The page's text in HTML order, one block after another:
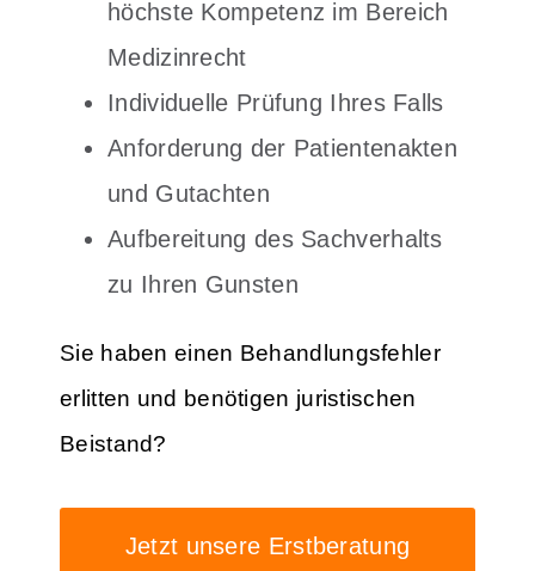
höchste Kompetenz im Bereich
Medizinrecht
Individuelle Prüfung Ihres Falls
Anforderung der Patientenakten
und Gutachten
Aufbereitung des Sachverhalts
zu Ihren Gunsten
Sie haben einen Behandlungsfehler
erlitten und benötigen juristischen
Beistand?
Jetzt unsere Erstberatung